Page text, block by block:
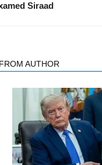
Siraad
AUTHOR